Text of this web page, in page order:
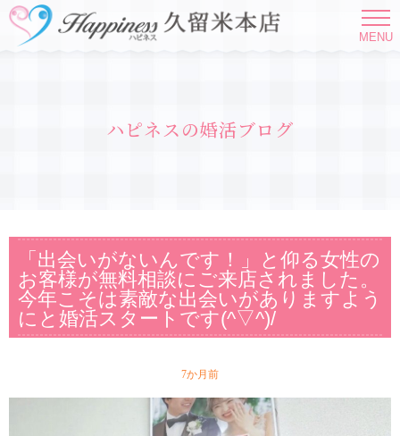
MENU
ハピネスの婚活ブログ
「出会いがないんです！」と仰る女性の
お客様が無料相談にご来店されました。
今年こそは素敵な出会いがありますよう
にと婚活スタートです(^▽^)/
7か月前